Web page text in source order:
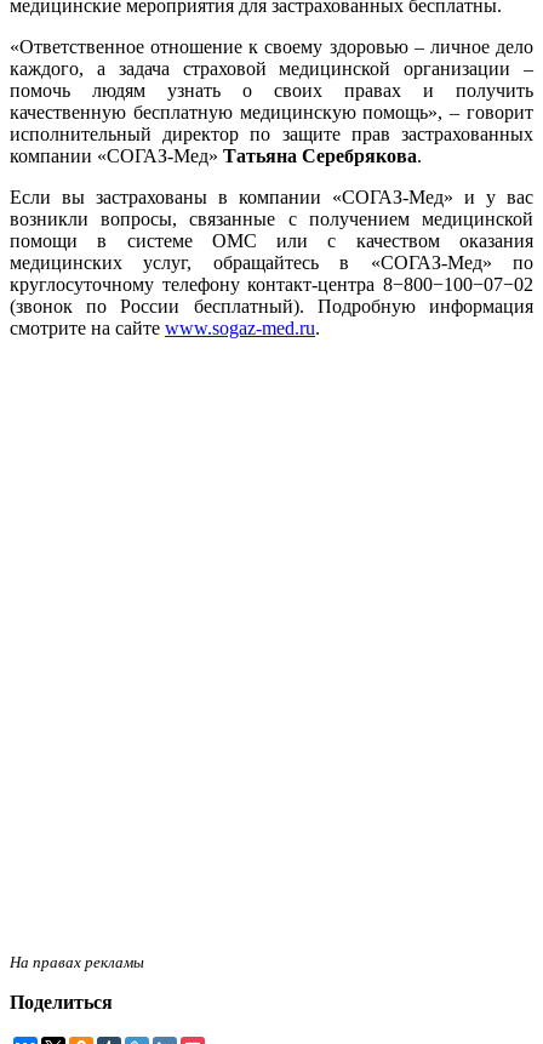
медицинские мероприятия для застрахованных бесплатны.
«Ответственное отношение к своему здоровью – личное дело
каждого, а задача страховой медицинской организации –
помочь людям узнать о своих правах и получить
качественную бесплатную медицинскую помощь», – говорит
исполнительный директор по защите прав застрахованных
компании «СОГАЗ-Мед» Татьяна Серебрякова.
Если вы застрахованы в компании «СОГАЗ-Мед» и у вас
возникли вопросы, связанные с получением медицинской
помощи в системе ОМС или с качеством оказания
медицинских услуг, обращайтесь в «СОГАЗ-Мед» по
круглосуточному телефону контакт-центра 8−800−100−07−02
(звонок по России бесплатный). Подробную информация
смотрите на сайте www.sogaz-med.ru.
На правах рекламы
Поделиться